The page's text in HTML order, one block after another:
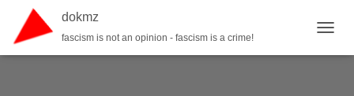
dokmz
fascism is not an opinion - fascism is a crime!